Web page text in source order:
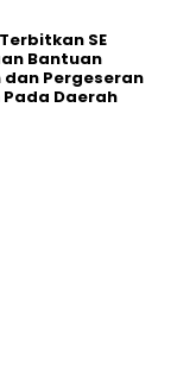
SE
Bantuan
dan Pergeseran
Daerah